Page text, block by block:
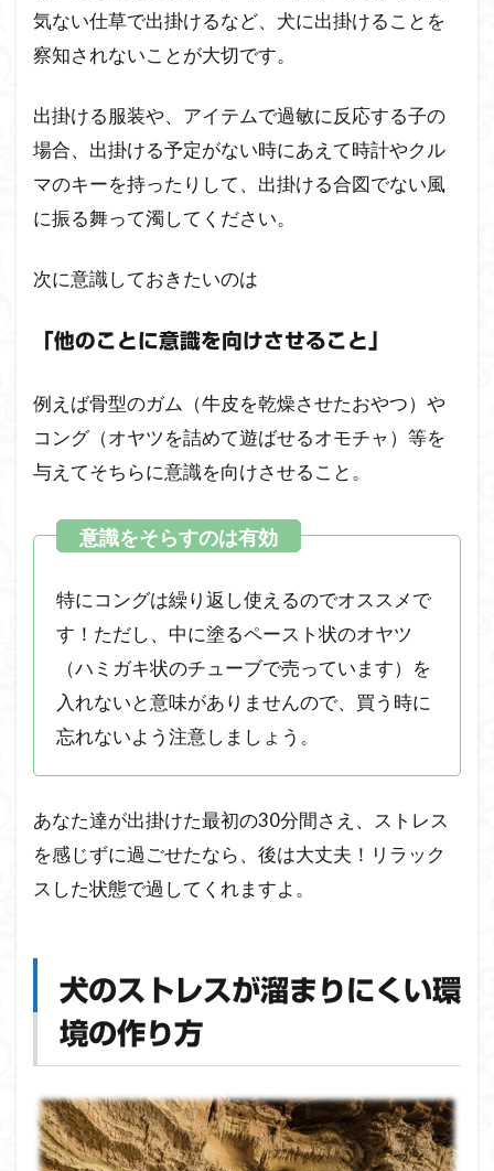
気ない仕草で出掛けるなど、犬に出掛けることを
察知されないことが大切です。
出掛ける服装や、アイテムで過敏に反応する子の
場合、出掛ける予定がない時にあえて時計やクル
マのキーを持ったりして、出掛ける合図でない風
に振る舞って濁してください。
次に意識しておきたいのは
「他のことに意識を向けさせること」
例えば骨型のガム（牛皮を乾燥させたおやつ）や
コング（オヤツを詰めて遊ばせるオモチャ）等を
与えてそちらに意識を向けさせること。
特にコングは繰り返し使えるのでオススメで
す！ただし、中に塗るペースト状のオヤツ
（ハミガキ状のチューブで売っています）を
入れないと意味がありませんので、買う時に
忘れないよう注意しましょう。
あなた達が出掛けた最初の30分間さえ、ストレス
を感じずに過ごせたなら、後は大丈夫！リラック
スした状態で過してくれますよ。
犬のストレスが溜まりにくい環
境の作り方